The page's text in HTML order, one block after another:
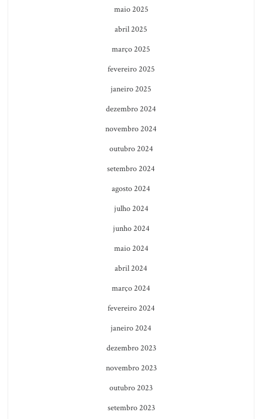
maio 2025
abril 2025
março 2025
fevereiro 2025
janeiro 2025
dezembro 2024
novembro 2024
outubro 2024
setembro 2024
agosto 2024
julho 2024
junho 2024
maio 2024
abril 2024
março 2024
fevereiro 2024
janeiro 2024
dezembro 2023
novembro 2023
outubro 2023
setembro 2023